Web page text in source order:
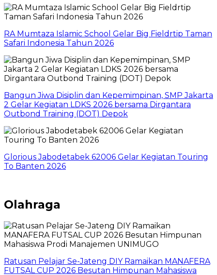
RA Mumtaza Islamic School Gelar Big Fieldrtip Taman
Safari Indonesia Tahun 2026
Bangun Jiwa Disiplin dan Kepemimpinan, SMP Jakarta
2 Gelar Kegiatan LDKS 2026 bersama Dirgantara
Outbond Training (DOT) Depok
Glorious Jabodetabek 62006 Gelar Kegiatan Touring
To Banten 2026
Olahraga
Ratusan Pelajar Se-Jateng DIY Ramaikan MANAFERA
FUTSAL CUP 2026 Besutan Himpunan Mahasiswa